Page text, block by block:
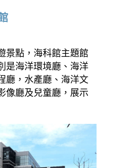
景點，海科館主題館
是海洋環境廳、海洋
廳，水產廳、海洋文
像廳及兒童廳，展示